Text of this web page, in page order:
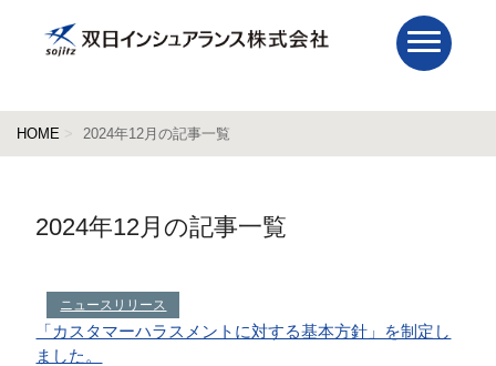
HOME 2024年12月の記事一覧
2024年12月の記事一覧
ニュースリリース
「カスタマーハラスメントに対する基本方針」を制定し
ました。